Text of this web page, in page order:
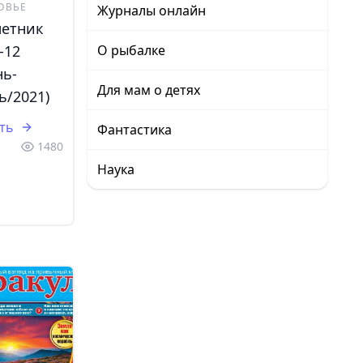
2021)
1480
Журналы онлайн
О рыбалке
Для мам о детях
Фантастика
Наука